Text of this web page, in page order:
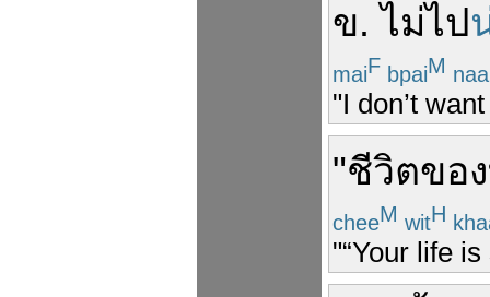
ข.ไม่ไป
maiF bpaiM naa
"I don’t
"ชีวิตขอ
cheeM witH
"“Your life